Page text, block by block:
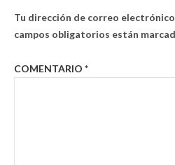
Tu dirección de correo
campos obligatorios están
COMENTARIO *